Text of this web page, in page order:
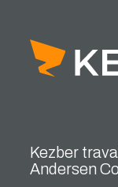
Kezber
Andersen